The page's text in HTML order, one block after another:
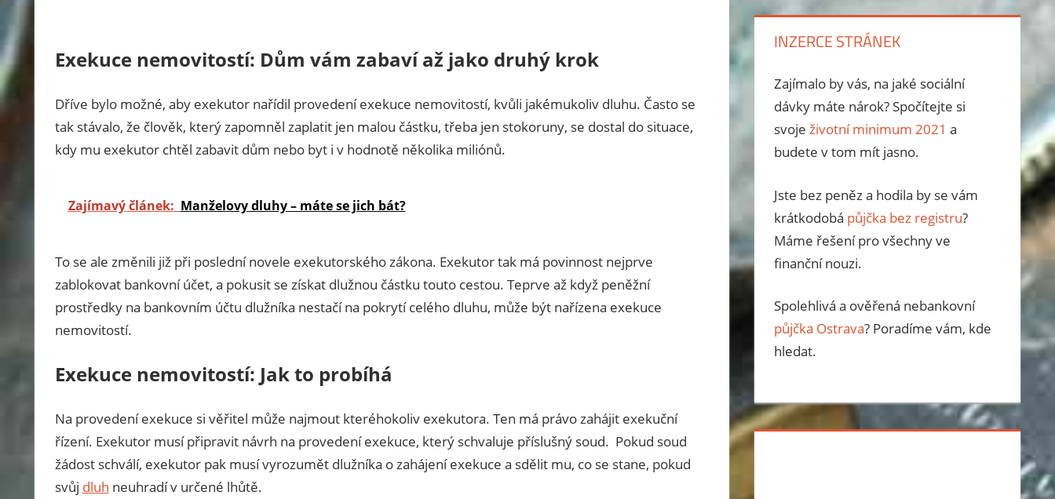
Exekuce nemovitostí: Dům vám zabaví až jako druhý krok
Dříve bylo možné, aby exekutor nařídil provedení exekuce nemovitostí, kvůli jakémukoliv dluhu. Často se
tak stávalo, že člověk, který zapomněl zaplatit jen malou částku, třeba jen stokoruny, se dostal do situace,
kdy mu exekutor chtěl zabavit dům nebo byt i v hodnotě několika miliónů.
Zajímavý článek: Manželovy dluhy – máte se jich bát?
To se ale změnili již při poslední novele exekutorského zákona. Exekutor tak má povinnost nejprve
zablokovat bankovní účet, a pokusit se získat dlužnou částku touto cestou. Teprve až když peněžní
prostředky na bankovním účtu dlužníka nestačí na pokrytí celého dluhu, může být nařízena exekuce
nemovitostí.
Exekuce nemovitostí: Jak to probíhá
Na provedení exekuce si věřitel může najmout kteréhokoliv exekutora. Ten má právo zahájit exekuční
řízení. Exekutor musí připravit návrh na provedení exekuce, který schvaluje příslušný soud. Pokud soud
žádost schválí, exekutor pak musí vyrozumět dlužníka o zahájení exekuce a sdělit mu, co se stane, pokud
svůj dluh neuhradí v určené lhůtě.
INZERCE STRÁNEK
Zajímalo by vás, na jaké sociální
dávky máte nárok? Spočítejte si
svoježivotní minimum 2021 a
budete v tom mít jasno.
Jste bez peněz a hodila by se vám
krátkodobá půjčka bez registru?
Máme řešení pro všechny ve
finanční nouzi.
Spolehlivá a ověřená nebankovní
půjčka Ostrava? Poradíme vám, kde
hledat.